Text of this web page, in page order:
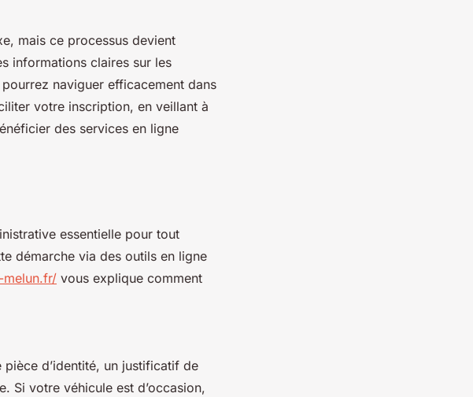
mais ce processus devient
informations claires sur les
naviguer efficacement dans
votre inscription, en veillant à
des services en ligne
essentielle pour tout
démarche via des outils en ligne
vous explique comment
pièce d’identité, un justificatif de
Si votre véhicule est d’occasion,